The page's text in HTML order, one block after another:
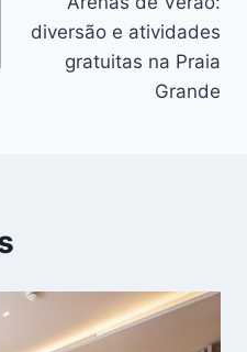
diversão e atividades
gratuitas na Praia
Grande